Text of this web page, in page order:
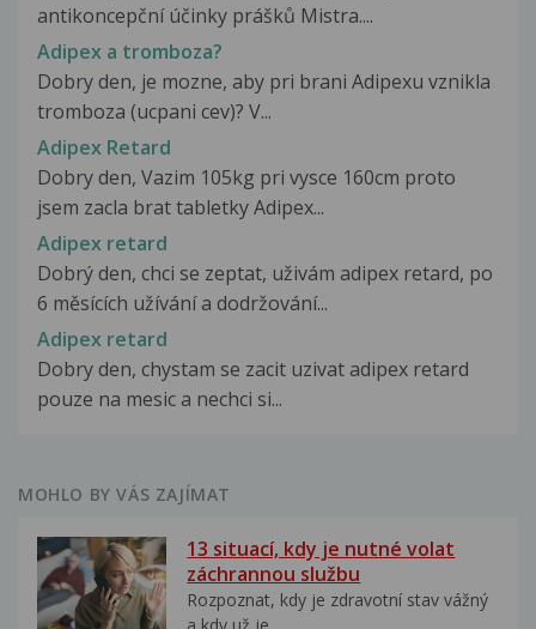
antikoncepční účinky prášků Mistra....
Adipex a tromboza?
Dobry den, je mozne, aby pri brani Adipexu vznikla
tromboza (ucpani cev)? V...
Adipex Retard
Dobry den, Vazim 105kg pri vysce 160cm proto
jsem zacla brat tabletky Adipex...
Adipex retard
Dobrý den, chci se zeptat, uživám adipex retard, po
6 měsících užívání a dodržování...
Adipex retard
Dobry den, chystam se zacit uzivat adipex retard
pouze na mesic a nechci si...
MOHLO BY VÁS ZAJÍMAT
13 situací, kdy je nutné volat
záchrannou službu
Rozpoznat, kdy je zdravotní stav vážný